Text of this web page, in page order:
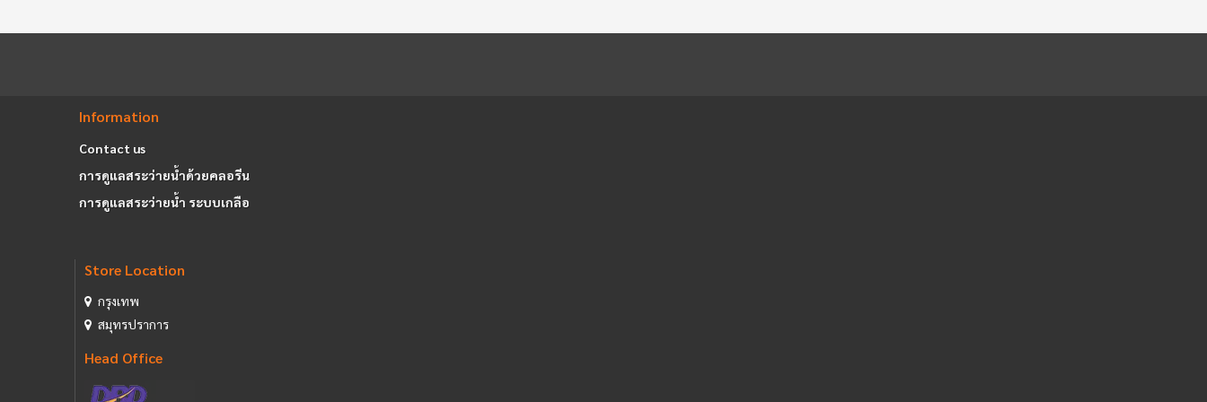
Information
Contact us
การดูแลสระว่ายน้ำด้วยคลอรีน
การดูแลสระว่ายน้ำ ระบบเกลือ
Store Location
กรุงเทพ
สมุทรปราการ
Head Office